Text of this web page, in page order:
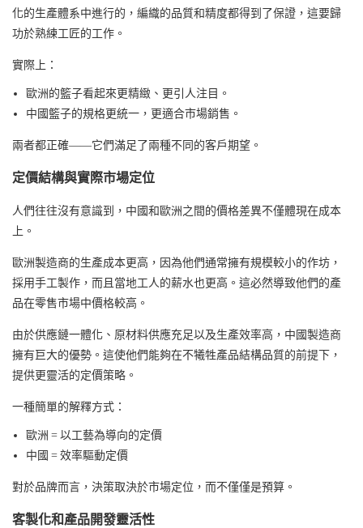
化的生產體系中進行的，編織的品質和精度都得到了保證，這要歸
功於熟練工匠的工作。
實際上：
歐洲的籃子看起來更精緻、更引人注目。
中國籃子的規格更統一，更適合市場銷售。
兩者都正確——它們滿足了兩種不同的客戶期望。
定價結構與實際市場定位
人們往往沒有意識到，中國和歐洲之間的價格差異不僅體現在成本
上。
歐洲製造商的生產成本更高，因為他們通常擁有規模較小的作坊，
採用手工製作，而且當地工人的薪水也更高。這必然導致他們的產
品在零售市場中價格較高。
由於供應鏈一體化、原材料供應充足以及生產效率高，中國製造商
擁有巨大的優勢。 這使他們能夠在不犧牲產品結構品質的前提下，
提供更靈活的定價策略。
一種簡單的解釋方式：
歐洲 = 以工藝為導向的定價
中國 = 效率驅動定價
對於品牌而言，決策取決於市場定位，而不僅僅是預算。
客製化和產品開發靈活性